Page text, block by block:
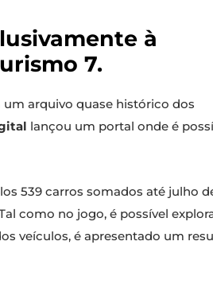
à
7.
um arquivo quase histórico dos
lançou um portal onde é
539 carros somados até julho
como no jogo, é possível
veículos, é apresentado um